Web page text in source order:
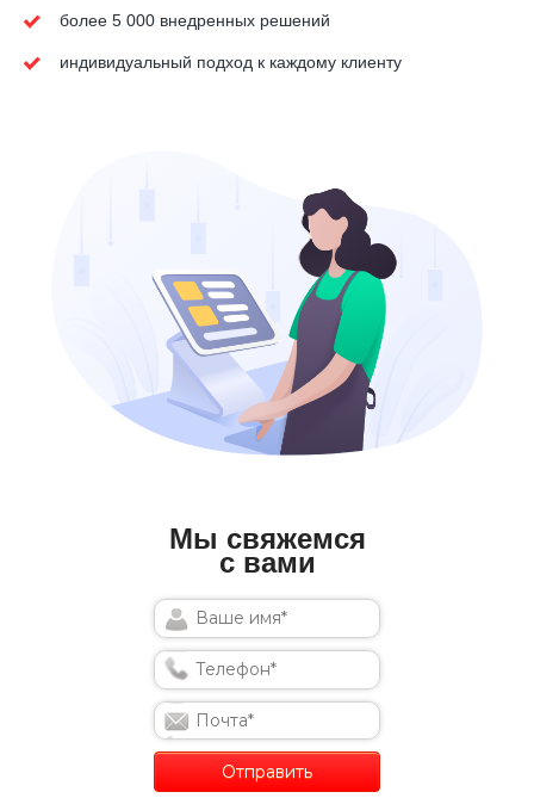
более 5 000 внедренных решений
индивидуальный подход к каждому клиенту
Мы свяжемся
с вами